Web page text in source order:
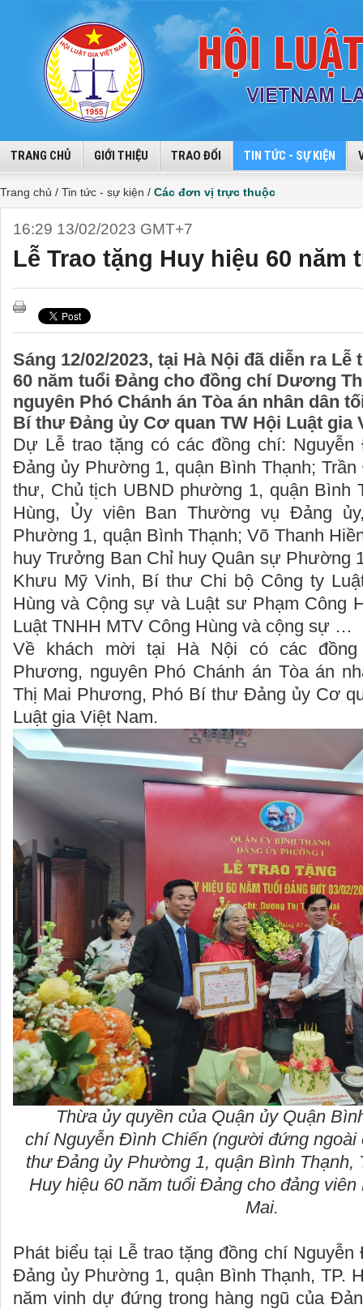
TRANG CHỦ GIỚI THIỆU TRAO ĐỔI TIN TỨC - SỰ KIỆN
Trang chủ / Tin tức - sự kiện / Các đơn vị trực thuộc
16:29 13/02/2023 GMT+7
Lễ Trao tặng Huy hiệu 60 năm
Sáng 12/02/2023, tại Hà Nội đã diễn ra Lễ
60 năm tuổi Đảng cho đồng chí Dương
nguyên Phó Chánh án Tòa án nhân dân
Bí thư Đảng ủy Cơ quan TW Hội Luật gia
Dự Lễ trao tặng có các đồng chí:
Đảng ủy Phường 1, quận Bình Thạnh;
thư, Chủ tịch UBND phường 1, quận Bình
Hùng, Ủy viên Ban Thường vụ Đảng
Phường 1, quận Bình Thạnh; Võ Thanh
huy Trưởng Ban Chỉ huy Quân sự Phường
Khưu Mỹ Vinh, Bí thư Chi bộ Công ty
Hùng và Cộng sự và Luật sư Phạm Công
Luật TNHH MTV Công Hùng và cộng sự …
Về khách mời tại Hà Nội có các
Phương, nguyên Phó Chánh án Tòa án
Thị Mai Phương, Phó Bí thư Đảng ủy Cơ
Luật gia Việt Nam.
Thừa ủy quyền của Quận ủy Quận
chí Nguyễn Đình Chiến (người đứng ngoài
thư Đảng ủy Phường 1, quận Bình Thạnh,
Huy hiệu 60 năm tuổi Đảng cho đảng
Mai.
Phát biểu tại Lễ trao tặng đồng chí
Đảng ủy Phường 1, quận Bình Thạnh, TP.
năm vinh dự đứng trong hàng ngũ của